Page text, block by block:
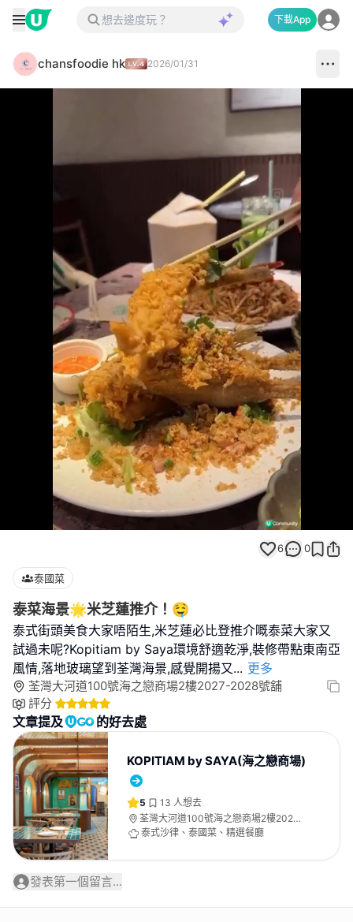
下載App
chansfoodie hk 2026/01/31
100.00%
6 0
泰國菜
泰菜海景🌟米芝蓮推介！🤤
泰式街頭美食大家唔陌生,米芝蓮必比登推介嘅泰菜大家又
試過未呢?Kopitiam by Saya環境舒適乾淨,裝修帶點東南亞
風情,落地玻璃望到荃灣海景,感覺開揚又... 更多
荃灣大河道100號海之戀商場2樓2027-2028號舖
評分
文章提及 的好去處
KOPITIAM by SAYA(海之戀商場)
5 13 人想去
荃灣大河道100號海之戀商場2樓2027-
2028號舖
泰式沙律、泰國菜、精選餐廳
發表第一個留言...